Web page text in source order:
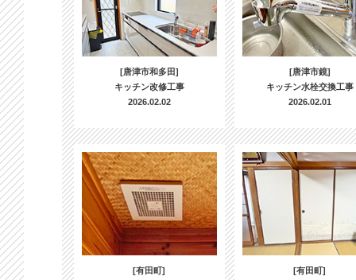
[唐津市和多田]
キッチン改修工事
2026.02.02
[唐津市鏡]
キッチン水栓交換工事
2026.02.01
[有田町]
[有田町]